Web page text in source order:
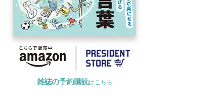
雑誌の予約購読はこちら